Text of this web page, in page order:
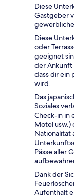
Diese
Gastgeber
Diese
oder
geeignet
der Ankunft
dass dir ein
wird.
Das
Soziales
Check-in in
Motel usw.)
Nationalität
Pässe aller
Dank der
Aufenthalt